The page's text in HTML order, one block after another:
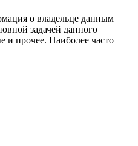
о владельце данным
задачей данного
и прочее. Наиболее часто